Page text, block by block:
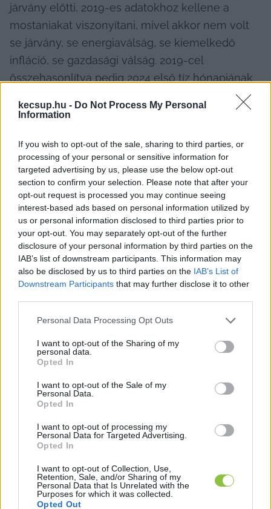
kecsup.hu - Do Not Process My Personal
Information
If you wish to opt-out of the sale, sharing to third parties, or
processing of your personal or sensitive information for
targeted advertising by us, please use the below opt-out
section to confirm your selection. Please note that after your
opt-out request is processed you may continue seeing
interest-based ads based on personal information utilized by
us or personal information disclosed to third parties prior to
your opt-out. You may separately opt-out of the further
disclosure of your personal information by third parties on the
IAB’s list of downstream participants. This information may
also be disclosed by us to third parties on the IAB’s List of
Downstream Participants that may further disclose it to other
Please note that this website/app uses one or more Google
not limited to your visit or usage behaviour. You may click to
grant or deny consent to Google and its third-party tags to
use your data for below specified purposes in below Google
consent section.
Personal Data Processing Opt Outs
I want to opt-out of the Sharing of my
personal data.
Opted In
I want to opt-out of the Sale of my
Personal Data.
Opted In
I want to opt-out of processing my
Personal Data for Targeted Advertising.
Opted In
I want to opt-out of Collection, Use,
Retention, Sale, and/or Sharing of my
Personal Data that Is Unrelated with the
Purposes for which it was collected.
Opted Out
járvány előtti, 2019-es adatokhoz kellene a
mostaniakat viszonyítani, mivel akkor nem volt
se járvány, se energiaválság, se kiemelkedő
infláció, se gazdasági válság. 2019-cel
összehasonlítva pedig 2024 első tíz hónapjának
kiskereskedelmi forgalma 3 százalékos pluszt
mutat – ellentétben több európai országgal,
szintet.
Összefoglalva: a minisztérium szerint egyrészt
torzít, ha a 2021-es adathoz hasonlítjuk a
mostanit, másrészt nemzetközi
összehasonlításban nem is állunk olyan rosszul.
Első olvasatra jogosnak tűnhet az NGM érvelése,
viszont a statisztika egyértelműen mutatja, hogy
2022-ben a 2021-es szint felett volt a fogyasztás,
2021-es átlag nagyon magas lenne.
A Telex szerint ha az NGM-nek tényleg a Covid
2021-es értékkel, akkor javasolhatnák, hogy a
2022-es értékhez mérjük a mostanit – ami durva
visszaesést mutatna.
HIRDETÉS